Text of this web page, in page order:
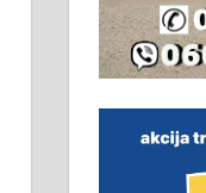
Рудник
д.о.о.
сличним
032/57-